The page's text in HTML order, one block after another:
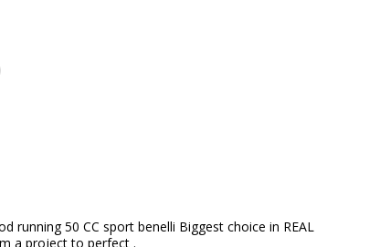
running 50 CC sport benelli Biggest choice in REAL
a project to perfect .